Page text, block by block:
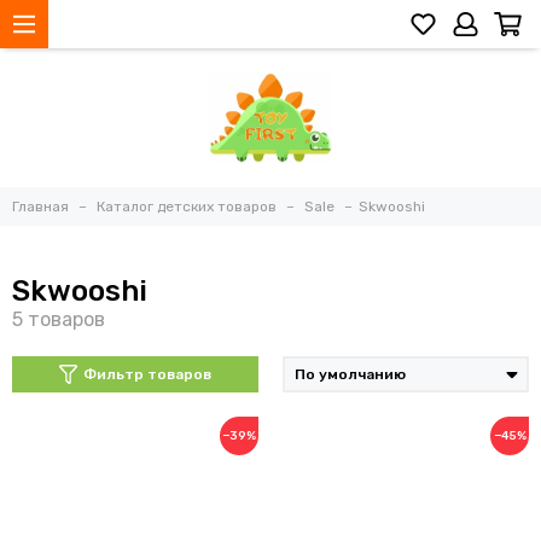
Главная Каталог детских товаров Sale Skwooshi
Skwooshi
Фильтр товаров
−39% −45%